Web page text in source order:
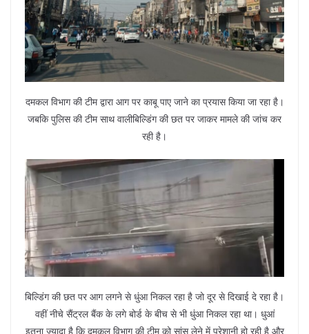
दमकल विभाग की टीम द्वारा आग पर काबू पाए जाने का प्रयास किया जा रहा है।
जबकि पुलिस की टीम साथ वाली‌बिल्डिंग की छत पर जाकर मामले की जांच कर
रही है।
बिल्डिंग की छत पर आग लगने से धुंआ निकल रहा है जो दूर से दिखाई दे रहा है।
वहीं नीचे सैंट्रल बैंक के लगे बोर्ड के बीच से भी धुंआ निकल रहा था। धुआं
इतना ज्यादा है कि दमकल विभाग की टीम को सांस लेने में परेशानी हो रही है और